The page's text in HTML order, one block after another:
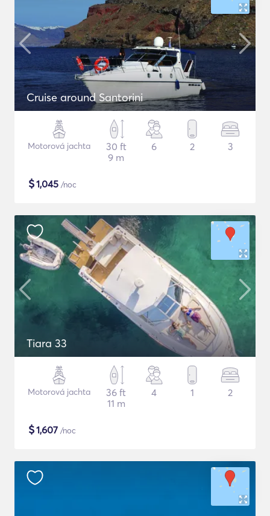
Cruise around Santorini
Motorová jachta
30 ft
9 m
6 2 3
$1,045 /noc
Tiara 33
Motorová jachta
36 ft
11 m
4 1 2
$1,607 /noc